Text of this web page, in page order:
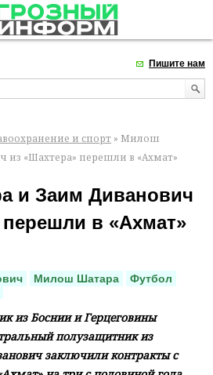
Пишите нам
и спорт » Милош
из «Шахтера» перешли в «Ахмат»
и Заим Диванович
в «Ахмат»
Милош Шатара
Футбол
из Боснии и Герцеговины
полузащитник из
заключили контракты с